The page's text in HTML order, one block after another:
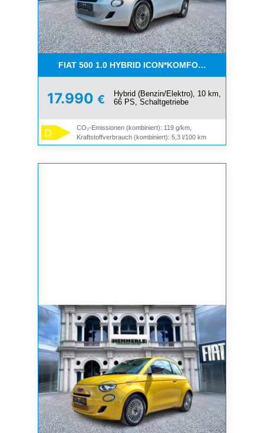
FIAT 500 1.0 HYBRID ICON*KOMFORT
17.990 €
Hybrid (Benzin/Elektro), 10 km,
66 PS, Schaltgetriebe
D
CO₂-Emissionen (kombiniert): 119 g/km,
Kraftstoffverbrauch (kombiniert): 5,3 l/100 km